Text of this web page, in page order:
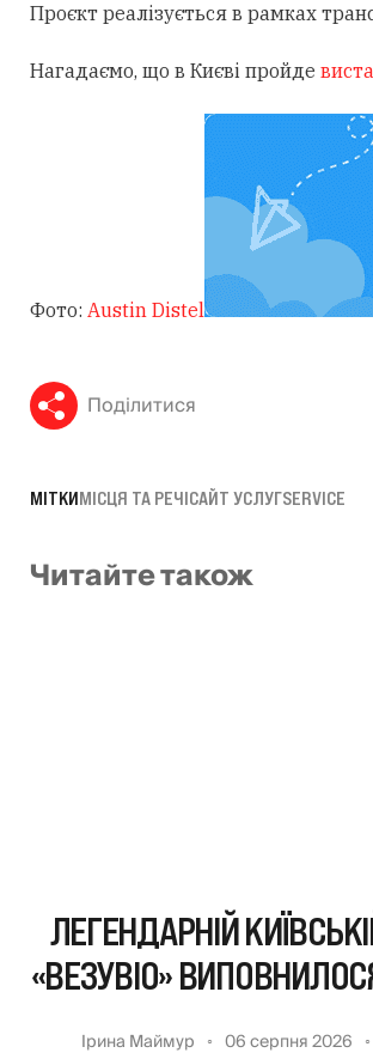
Проєкт реалізується в рамках
Нагадаємо, що в Києві пройде
Фото: Austin Distel
Поділитися
МІТКИМІСЦЯ ТА РЕЧІСАЙТ УСЛУГSERVICE
Читайте також
ЛЕГЕНДАРНІЙ
«ВЕЗУВІО»
Ірина Маймур 06 серпня 2026